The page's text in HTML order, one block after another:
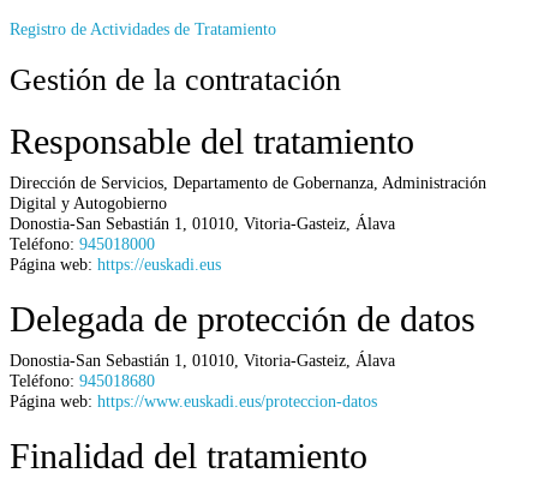
Registro de Actividades de Tratamiento
Gestión de la contratación
Responsable del tratamiento
Dirección de Servicios, Departamento de Gobernanza, Administración
Digital y Autogobierno
Donostia-San Sebastián 1
01010 Vitoria-Gasteiz Álava
Teléfono: 945018000
Página web: https://euskadi.eus
Delegada de protección de datos
Donostia-San Sebastián 1 01010 Vitoria-Gasteiz Álava
Teléfono: 945018680
Página web: https://www.euskadi.eus/proteccion-datos
Finalidad del tratamiento